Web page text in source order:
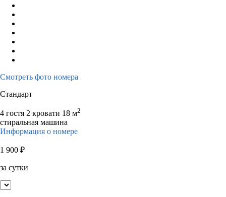
Смотреть фото номера
Стандарт
4 гостя 2 кровати 18 м2
стиральная машина
Информация о номере
1 900 ₽
за сутки